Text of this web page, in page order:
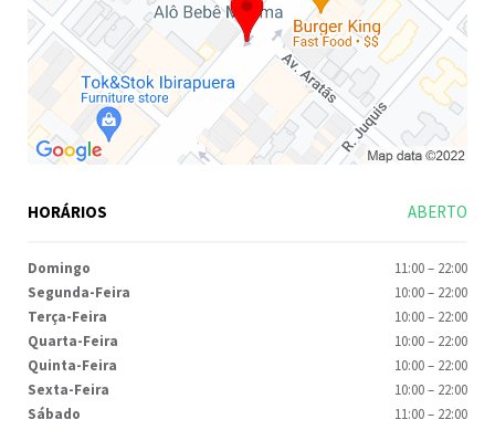
HORÁRIOS ABERTO
Domingo 11:00– 22:00
Segunda-Feira
10:00– 22:00
Terça-Feira
10:00– 22:00
Quarta-Feira
10:00– 22:00
Quinta-Feira
10:00– 22:00
Sexta-Feira
10:00– 22:00
Sábado
11:00– 22:00